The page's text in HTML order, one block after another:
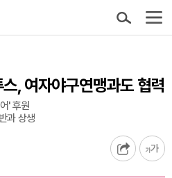
, 여자야구연맹과도 협력
' 후원
과 상생